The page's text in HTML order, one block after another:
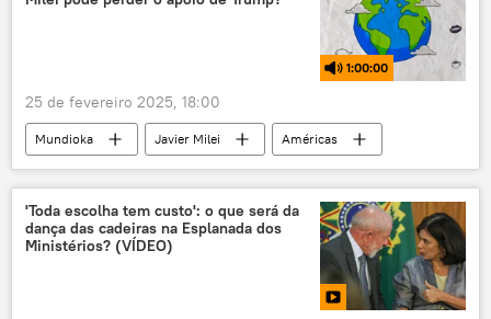
Marcos Galvão
Donald Trump
1:00:00
25 de fevereiro 2025, 18:00
Mundioka Javier Milei
Américas
Donald Trump
Argentina
criptomoeda
rádio
podcast
Estados Unidos
EUA Casa Branca
'Toda escolha tem custo': o que será da
dança das cadeiras na Esplanada dos
Ministérios? (VÍDEO)